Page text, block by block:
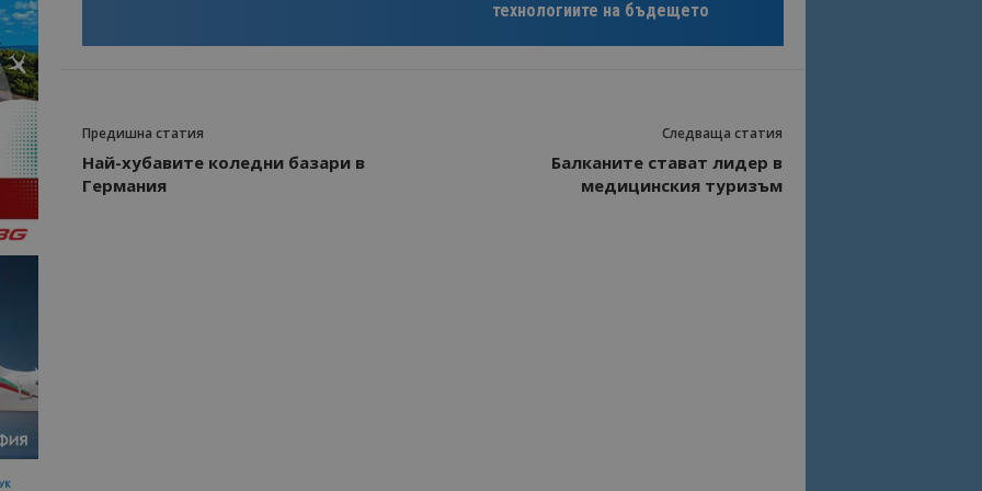
технологиите на бъдещето
Предишна статия
Най-хубавите коледни базари в
Германия
Следваща статия
Балканите стават лидер в
медицинския туризъм